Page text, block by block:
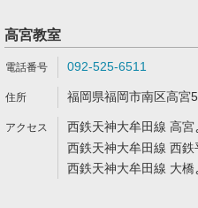
高宮教室
092-525-6511
福岡県福岡市南区高宮
西鉄天神大牟田線 高
西鉄天神大牟田線 西
西鉄天神大牟田線 大